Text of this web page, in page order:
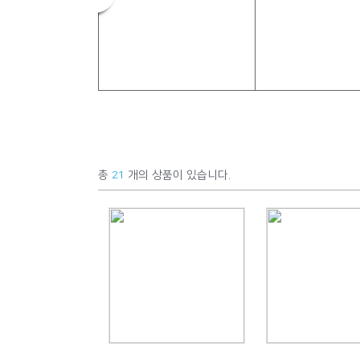
총 21 개의 상품이 있습니다.